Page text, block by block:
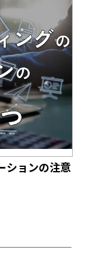
ションの注意